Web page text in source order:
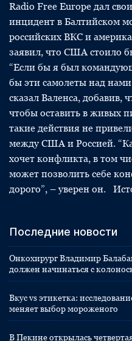
Radio Free Europe дал
инцидент в Балтийском
российских ВКС и
заявил, что США стоило
“Если бы я был
бы эти самолеты над
сказал Валенса, добавив,
чтобы оставить в живых
такие действия не
между США и Россией.
хочет конфликта, в том
может позволить себе
дорого”, – уверен он.
Последние новости
Онкохирург Владимир
должен начинаться с
Вкус vs этикетка:
меняет выбор мороженого
В Пекине открылась